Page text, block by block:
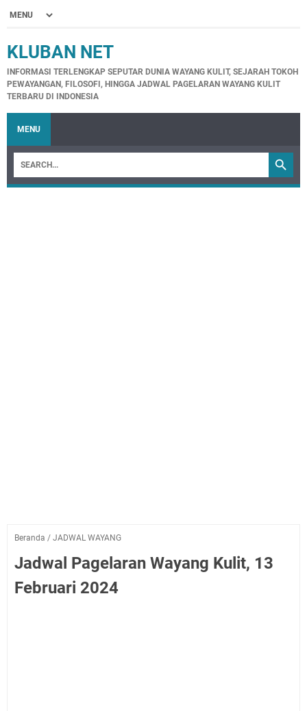
KLUBAN NET
INFORMASI TERLENGKAP SEPUTAR DUNIA WAYANG KULIT, SEJARAH TOKOH
PEWAYANGAN, FILOSOFI, HINGGA JADWAL PAGELARAN WAYANG KULIT
TERBARU DI INDONESIA
MENU
Beranda / JADWAL WAYANG
Jadwal Pagelaran Wayang Kulit, 13
Februari 2024